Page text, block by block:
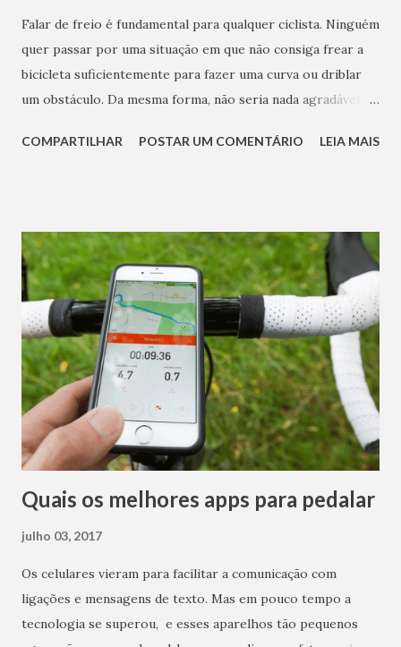
Falar de freio é fundamental para qualquer ciclista. Ninguém
quer passar por uma situação em que não consiga frear a
bicicleta suficientemente para fazer uma curva ou driblar
um obstáculo. Da mesma forma, não seria nada agradável
de levar um belo tombo. Por isso, os freios precisam
COMPARTILHAR POSTAR UM COMENTÁRIO LEIA MAIS
Quais os melhores apps para pedalar
julho 03, 2017
Os celulares vieram para facilitar a comunicação com
ligações e mensagens de texto. Mas em pouco tempo a
tecnologia se superou, e esses aparelhos tão pequenos